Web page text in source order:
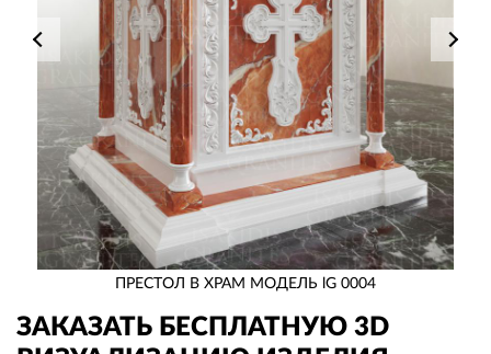
ПРЕСТОЛ В ХРАМ МОДЕЛЬ lG 0004
ЗАКАЗАТЬ БЕСПЛАТНУЮ 3D